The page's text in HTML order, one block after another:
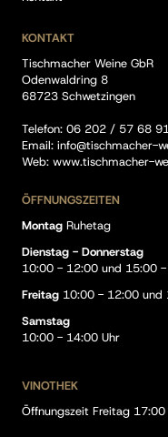
KONTAKT
Tischmacher Weine GbR
Odenwaldring 8
68723 Schwetzingen
Telefon: 06 202 / 57 68
Email: info@tischmacher-
Web: www.tischmacher-
ÖFFNUNGSZEITEN
Montag Ruhetag
Dienstag - Donnerstag
10:00 - 12:00 und 15:00
Freitag 10:00 - 12:00 und
Samstag
10:00 - 14:00 Uhr
VINOTHEK
Öffnungszeit Freitag